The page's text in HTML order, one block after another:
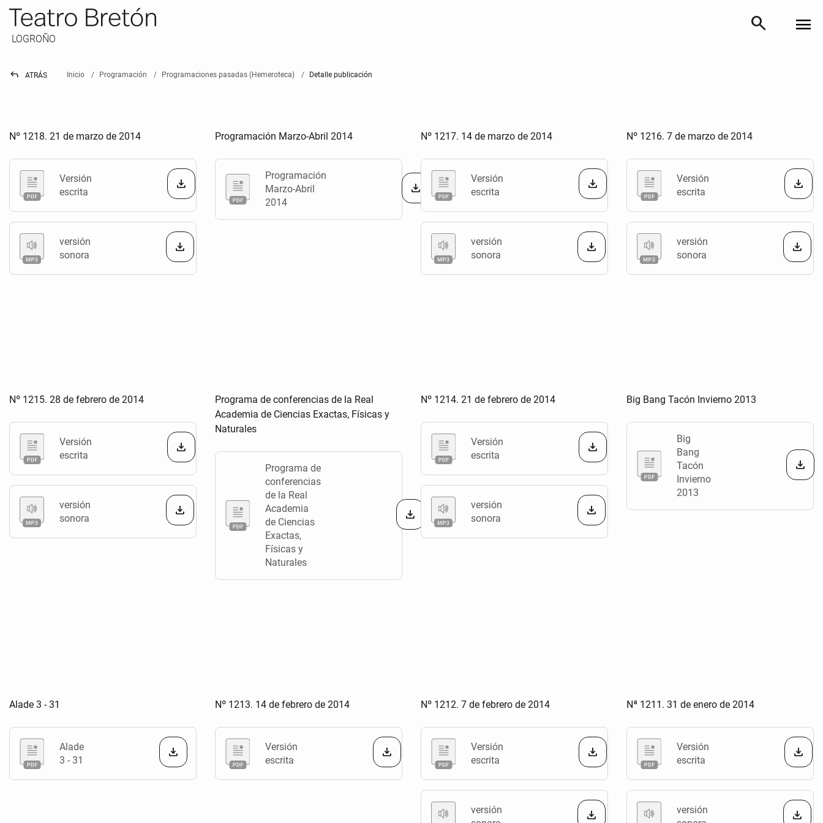
LOGROÑO
search menu
reply ATRÁS Inicio Programación Programaciones pasadas (Hemeroteca) Detalle publicación
Nº 1218. 21 de marzo de 2014
Versión
escrita
versión
sonora
Programación Marzo-Abril 2014
Programación
Marzo-Abril
2014
Nº 1217. 14 de marzo de 2014
Versión
escrita
versión
sonora
Nº 1216. 7 de marzo de 2014
Versión
escrita
versión
sonora
Nº 1215. 28 de febrero de 2014
Versión
escrita
versión
sonora
Programa de conferencias de la Real
Academia de Ciencias Exactas, Físicas y
Naturales
Programa de
conferencias
de la Real
Academia
de Ciencias
Exactas,
Físicas y
Naturales
Nº 1214. 21 de febrero de 2014
Versión
escrita
versión
sonora
Big Bang Tacón Invierno 2013
Big
Bang
Tacón
Invierno
2013
Alade 3 - 31
Alade
3 - 31
Nº 1213. 14 de febrero de 2014
Versión
escrita
Nº 1212. 7 de febrero de 2014
Versión
escrita
versión
Nª 1211. 31 de enero de 2014
Versión
escrita
versión